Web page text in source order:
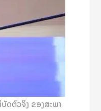
ດຕົວຈິງ ຂອງສະພາ